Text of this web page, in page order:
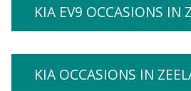
KIA EV9 OCCASIONS IN
KIA OCCASIONS IN